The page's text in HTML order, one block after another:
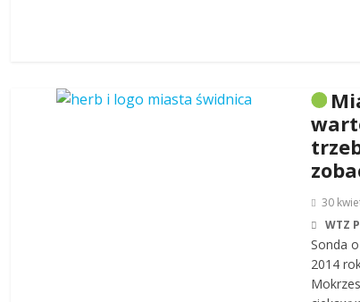
30
WTZ
Sonda
2014